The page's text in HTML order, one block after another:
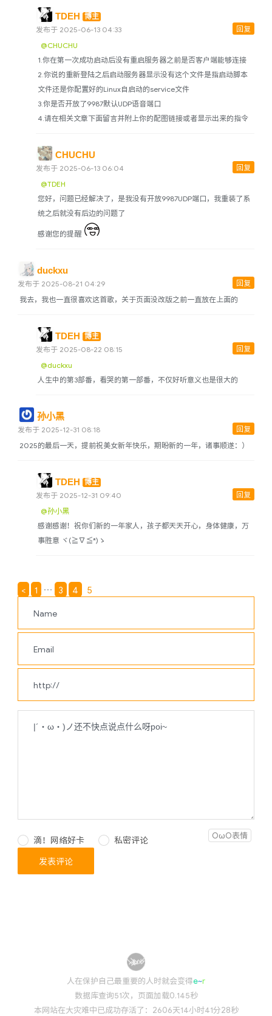
TDEH 博主
回复
发布于 2025-06-13 04:33
@CHUCHU
1.你在第一次成功启动后没有重启服务器之前是否客户端能够连接
2.你说的重新登陆之后启动服务器显示没有这个文件是指启动脚本
文件还是你配置好的Linux自启动的service文件
3.你是否开放了9987默认UDP语音端口
4.请在相关文章下面留言并附上你的配图链接或者显示出来的指令
CHUCHU
回复
发布于 2025-06-13 06:04
@TDEH
您好，问题已经解决了，是我没有开放9987UDP端口，我重装了系
统之后就没有后边的问题了
感谢您的提醒
duckxu
回复
发布于 2025-08-21 04:29
我去，我也一直很喜欢这首歌，关于页面没改版之前一直放在上面的
TDEH 博主
回复
发布于 2025-08-22 08:15
@duckxu
人生中的第3部番，看哭的第一部番，不仅好听意义也是很大的
孙小黑
回复
发布于 2025-12-31 08:18
2025的最后一天，提前祝美女新年快乐，期盼新的一年，诸事顺遂：）
TDEH 博主
回复
发布于 2025-12-31 09:40
@孙小黑
感谢感谢！祝你们新的一年家人，孩子都天天开心，身体健康，万
事胜意 ヾ(≧∇≦*)ゝ
< 1 … 3 4 5
滴！网络好卡 私密评论 OωO表情
人在保护自己最重要的人时就`*3#A
数据库查询51次，页面加载0.145秒
本网站在大灾难中已成功存活了：2606天14小时41分29秒